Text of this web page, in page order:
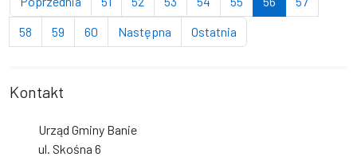
58 strona
59 strona
60 stronaNastępna stronaOstatnia
Kontakt
Urząd Gminy Banie
ul. Skośna 6